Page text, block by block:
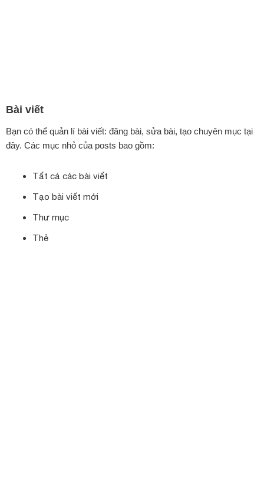
Bài viết
Bạn có thể quản lí bài viết: đăng bài, sửa bài, tạo chuyên mục tại
đây. Các mục nhỏ của posts bao gồm:
Tất cả các bài viết
Tạo bài viết mới
Thư mục
Thẻ